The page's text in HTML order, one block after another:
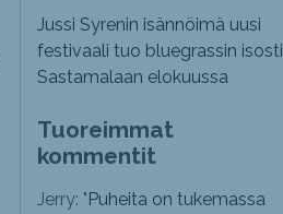
Jussi Syrenin isännöimä uusi
festivaali tuo bluegrassin isosti
Sastamalaan elokuussa
Tuoreimmat
kommentit
Jerry: " Puheita on tukemassa